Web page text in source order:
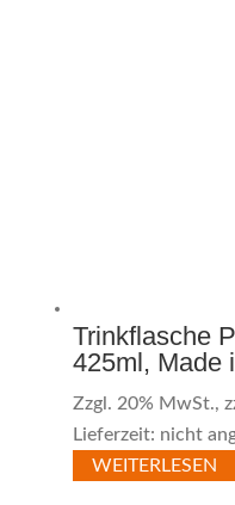
Trinkflasche
425ml, Made
Zzgl. 20% MwSt.,
Lieferzeit: nicht
WEITERLESEN